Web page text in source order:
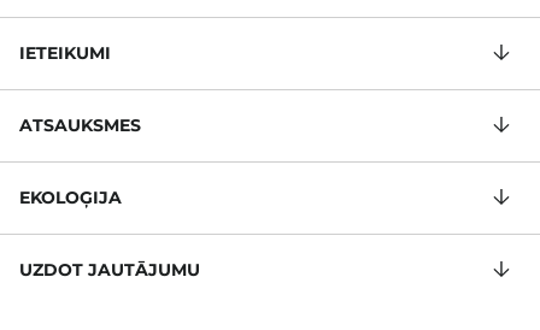
IETEIKUMI
ATSAUKSMES
EKOLOĢIJA
UZDOT JAUTĀJUMU